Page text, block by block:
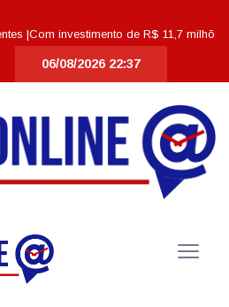
investimento de R$ 11,7 milhões,
06/08/2026 22:37